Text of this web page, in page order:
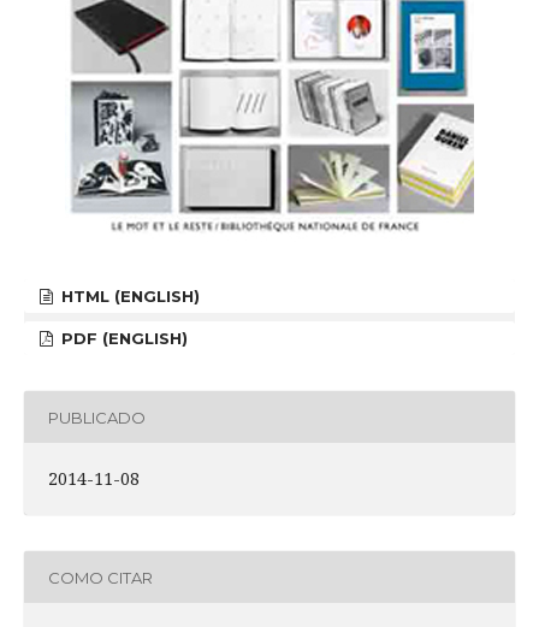
HTML (ENGLISH)
PDF (ENGLISH)
PUBLICADO
2014-11-08
COMO CITAR